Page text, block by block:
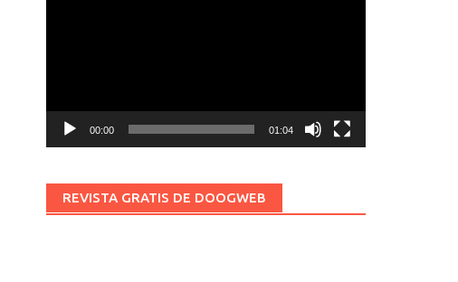
00:00 01:04
REVISTA GRATIS DE DOOGWEB